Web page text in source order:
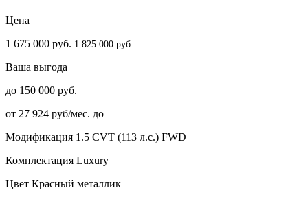
Цена
1 675 000 руб. 1 825 000 руб.
Ваша выгода
до 150 000 руб.
от 27 924 руб/мес. до
Модификация 1.5 CVT (113 л.с.) FWD
Комплектация Luxury
Цвет Красный металлик